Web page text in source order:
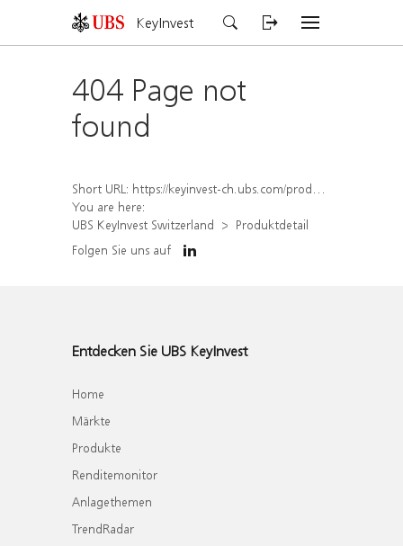
KeyInvest
404 Page not
found
Short URL: https://keyinvest-ch.ubs.com/produkt/detail/index/isin/CH1578798840
You are here:
UBS KeyInvest Switzerland
Produktdetail
Folgen Sie uns auf
Entdecken Sie UBS KeyInvest
Home
Märkte
Produkte
Renditemonitor
Anlagethemen
TrendRadar